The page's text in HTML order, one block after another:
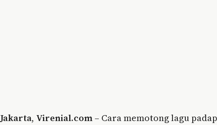
Jakarta, Virenial.com – Cara memotong lagu